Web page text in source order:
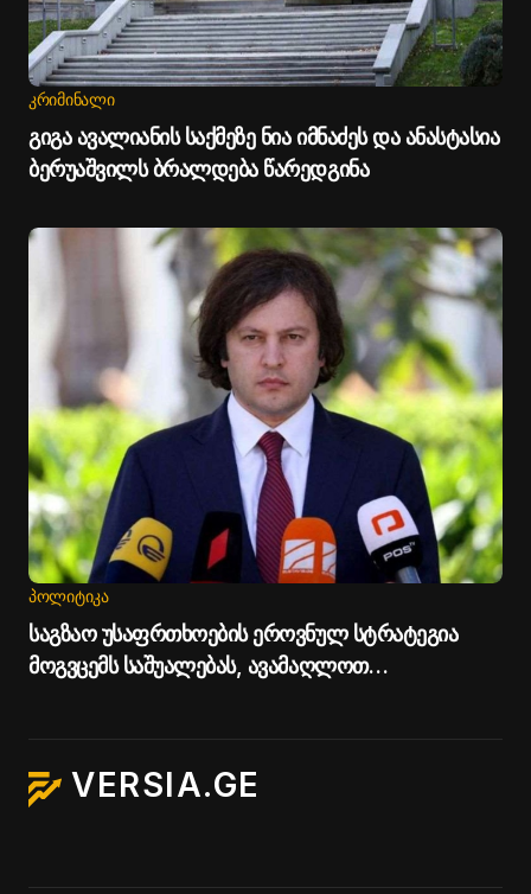
ᲙᲠᲘᲛᲘᲜᲐᲚᲘ
გიგა ავალიანის საქმეზე ნია იმნაძეს და ანასტასია
ბერუაშვილს ბრალდება წარედგინა
ᲞᲝᲚᲘᲢᲘᲙᲐ
საგზაო უსაფრთხოების ეროვნულ სტრატეგია
მოგვცემს საშუალებას, ავამაღლოთ
VERSIA.GE